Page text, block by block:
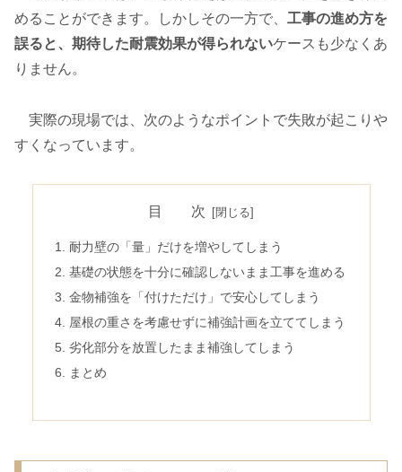
めることができます。しかしその一方で、 工事の進め方を
誤ると、期待した耐震効果が得られないケースも少なくあ
りません。
実際の現場では、次のようなポイントで失敗が起こりや
すくなっています。
目 次
耐力壁の「量」だけを増やしてしまう
基礎の状態を十分に確認しないまま工事を進める
金物補強を「付けただけ」で安心してしまう
屋根の重さを考慮せずに補強計画を立ててしまう
劣化部分を放置したまま補強してしまう
まとめ